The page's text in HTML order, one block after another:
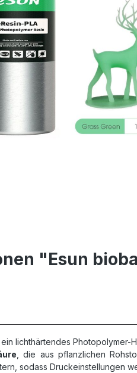
"Esun
ein lichthärtendes Photopolymer-
, die aus pflanzlichen
sodass Druckeinstellungen